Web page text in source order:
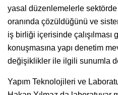
yasal düzenlemelerle
oranında çözüldüğünü ve
iş birliği içerisinde
konuşmasına yapı denetim
değişiklikler ile ilgili sunumla
Yapım Teknolojileri ve